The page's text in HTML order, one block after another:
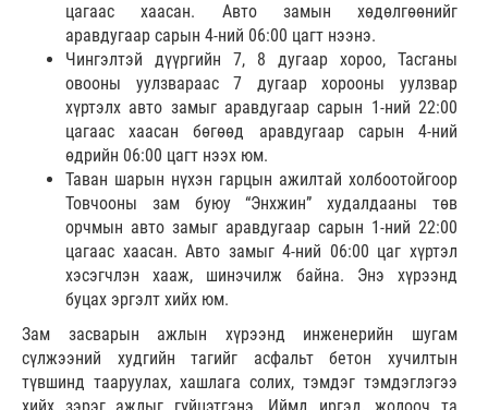
цагаас хаасан. Авто замын хөдөлгөөнийг
аравдугаар сарын 4-ний 06:00 цагт нээнэ.
Чингэлтэй дүүргийн 7, 8 дугаар хороо, Тасганы
овооны уулзвараас 7 дугаар хорооны уулзвар
хүртэлх авто замыг аравдугаар сарын 1-ний 22:00
цагаас хаасан бөгөөд аравдугаар сарын 4-ний
өдрийн 06:00 цагт нээх юм.
Таван шарын нүхэн гарцын ажилтай холбоотойгоор
Товчооны зам буюу “Энхжин” худалдааны төв
орчмын авто замыг аравдугаар сарын 1-ний 22:00
цагаас хаасан. Авто замыг 4-ний 06:00 цаг хүртэл
хэсэгчлэн хааж, шинэчилж байна. Энэ хүрээнд
буцах эргэлт хийх юм.
Зам засварын ажлын хүрээнд инженерийн шугам
сүлжээний худгийн тагийг асфальт бетон хучилтын
түвшинд тааруулах, хашлага солих, тэмдэг тэмдэглэгээ